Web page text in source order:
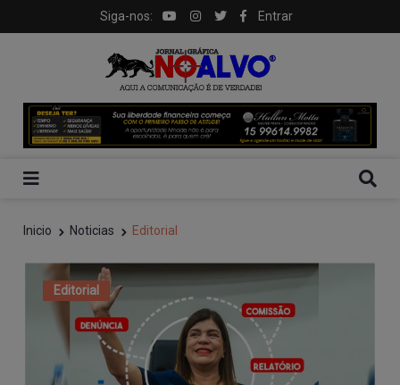
Siga-nos: Entrar
Inicio Noticias Editorial
Editorial